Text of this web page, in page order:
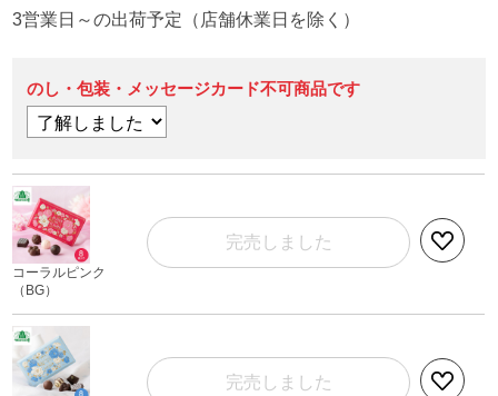
3営業日～の出荷予定（店舗休業日を除く）
のし・包装・メッセージカード不可商品です
コーラルピンク
（BG）
完売しました
完売しました